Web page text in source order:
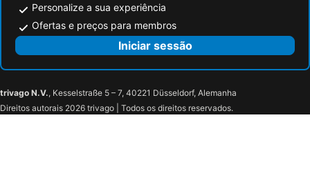
Personalize a sua experiência
Ofertas e preços para membros
Iniciar sessão
trivago N.V., Kesselstraße 5 – 7, 40221 Düsseldorf, Alemanha
Direitos autorais 2026 trivago | Todos os direitos reservados.